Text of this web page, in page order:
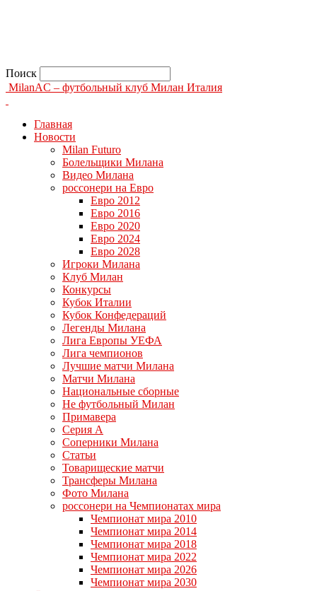
Поиск
MilanAC – футбольный клуб Милан Италия
Главная
Новости
Milan Futuro
Болельщики Милана
Видео Милана
россонери на Евро
Евро 2012
Евро 2016
Евро 2020
Евро 2024
Евро 2028
Игроки Милана
Клуб Милан
Конкурсы
Кубок Италии
Кубок Конфедераций
Легенды Милана
Лига Европы УЕФА
Лига чемпионов
Лучшие матчи Милана
Матчи Милана
Национальные сборные
Не футбольный Милан
Примавера
Серия А
Соперники Милана
Статьи
Товарищеские матчи
Трансферы Милана
Фото Милана
россонери на Чемпионатах мира
Чемпионат мира 2010
Чемпионат мира 2014
Чемпионат мира 2018
Чемпионат мира 2022
Чемпионат мира 2026
Чемпионат мира 2030